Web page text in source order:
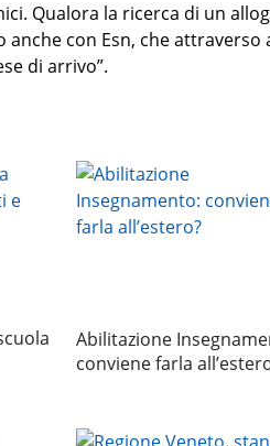
Qualora la ricerca di un
con Esn, che attraverso
di arrivo”.
Abilitazione
conviene farla